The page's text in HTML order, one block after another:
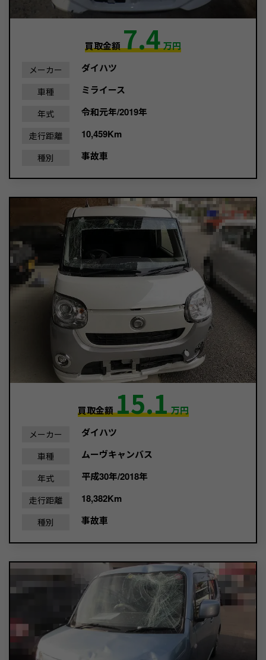
買取金額7.4万円
メーカー ダイハツ
車種 ミライース
年式 令和元年/2019年
走行距離 10,459Km
種別 事故車
買取金額15.1万円
メーカー ダイハツ
車種 ムーヴキャンバス
年式 平成30年/2018年
走行距離 18,382Km
種別 事故車